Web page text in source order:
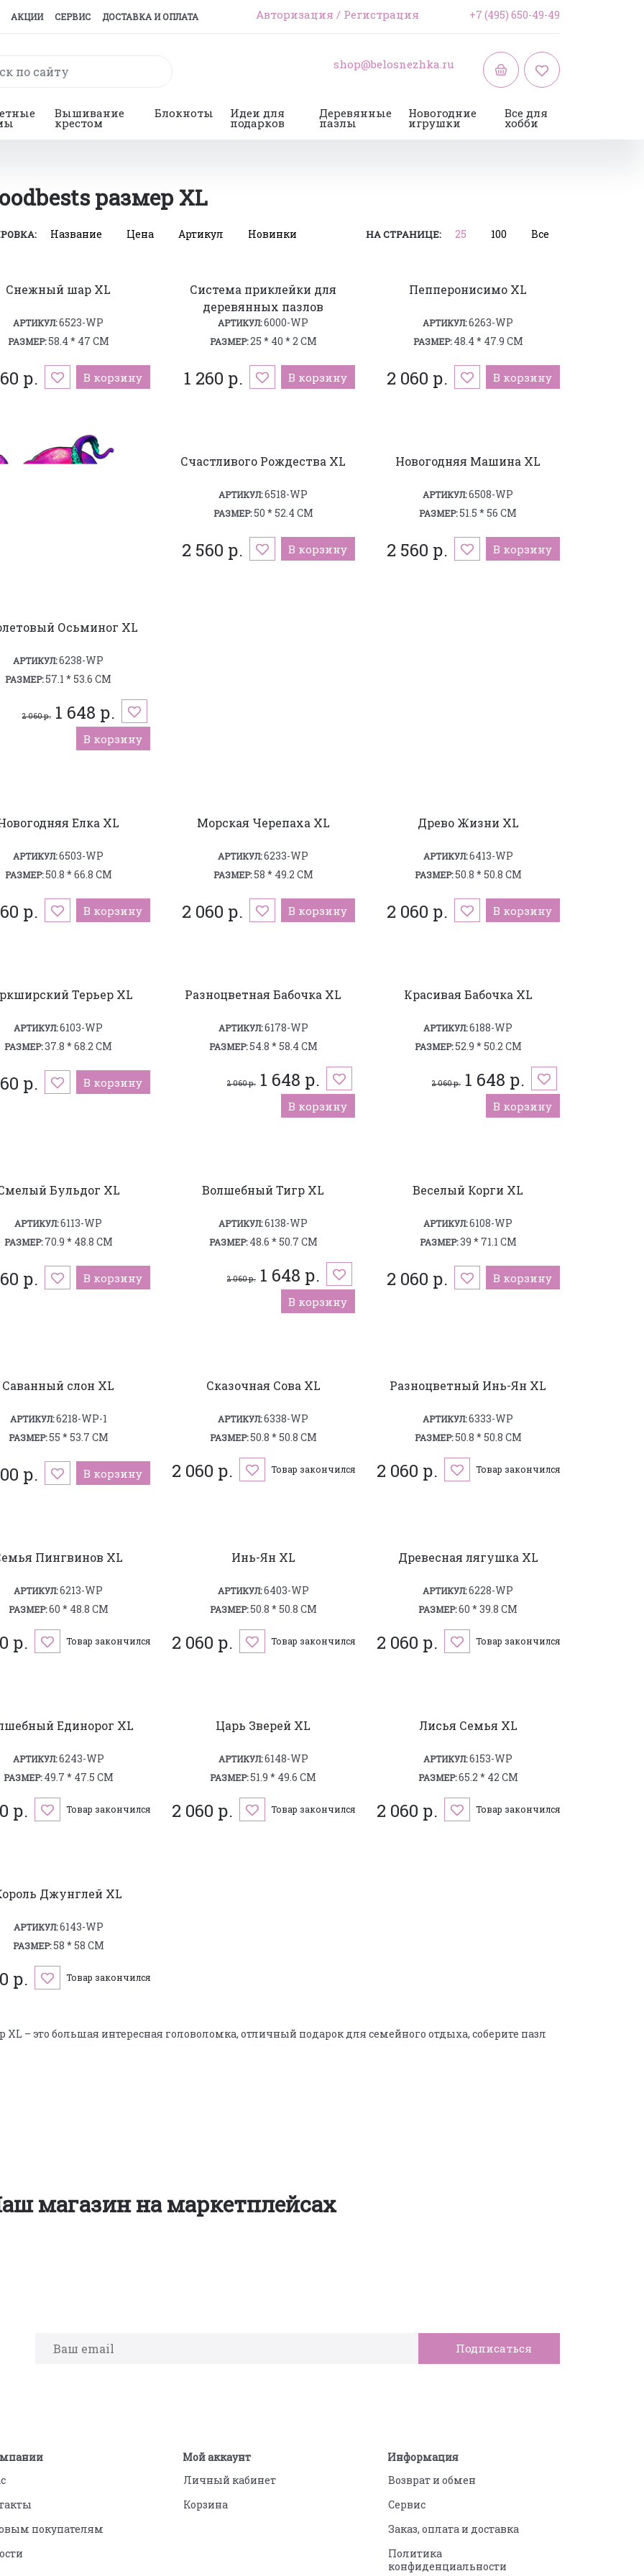
АКЦИИ СЕРВИС ДОСТАВКА И ОПЛАТА Авторизация / Регистрация +7 (495) 650-49-49
shop@belosnezhka.ru
Вышивание
крестом
Блокноты Идеи для
подарков
Деревянные
пазлы
Новогодние
игрушки
Все для
хобби
размер XL
Название Цена Артикул Новинки НА СТРАНИЦЕ: 25 100 Все
Снежный шар XL
АРТИКУЛ:6523-WP
РАЗМЕР:58.4 * 47 СМ
р. В корзину
Система приклейки для
деревянных пазлов
АРТИКУЛ:6000-WP
РАЗМЕР:25 * 40 * 2 СМ
1 260 р. В корзину
Пепперонисимо XL
АРТИКУЛ:6263-WP
РАЗМЕР:48.4 * 47.9 СМ
2 060 р. В корзину
Осьминог XL
АРТИКУЛ:6238-WP
РАЗМЕР:57.1 * 53.6 СМ
2 060 р.1 648 р.
В корзину
Счастливого Рождества XL
АРТИКУЛ:6518-WP
РАЗМЕР:50 * 52.4 СМ
2 560 р. В корзину
Новогодняя Машина XL
АРТИКУЛ:6508-WP
РАЗМЕР:51.5 * 56 СМ
2 560 р. В корзину
Елка XL
АРТИКУЛ:6503-WP
РАЗМЕР:50.8 * 66.8 СМ
р. В корзину
Морская Черепаха XL
АРТИКУЛ:6233-WP
РАЗМЕР:58 * 49.2 СМ
2 060 р. В корзину
Древо Жизни XL
АРТИКУЛ:6413-WP
РАЗМЕР:50.8 * 50.8 СМ
2 060 р. В корзину
Терьер XL
АРТИКУЛ:6103-WP
РАЗМЕР:37.8 * 68.2 СМ
р. В корзину
Разноцветная Бабочка XL
АРТИКУЛ:6178-WP
РАЗМЕР:54.8 * 58.4 СМ
2 060 р.1 648 р.
В корзину
Красивая Бабочка XL
АРТИКУЛ:6188-WP
РАЗМЕР:52.9 * 50.2 СМ
2 060 р.1 648 р.
В корзину
Бульдог XL
АРТИКУЛ:6113-WP
РАЗМЕР:70.9 * 48.8 СМ
р. В корзину
Волшебный Тигр XL
АРТИКУЛ:6138-WP
РАЗМЕР:48.6 * 50.7 СМ
2 060 р.1 648 р.
В корзину
Веселый Корги XL
АРТИКУЛ:6108-WP
РАЗМЕР:39 * 71.1 СМ
2 060 р. В корзину
Саванный слон XL
АРТИКУЛ:6218-WP-1
РАЗМЕР:55 * 53.7 СМ
р. В корзину
Сказочная Сова XL
АРТИКУЛ:6338-WP
РАЗМЕР:50.8 * 50.8 СМ
2 060 р. Товар закончился
Разноцветный Инь-Ян XL
АРТИКУЛ:6333-WP
РАЗМЕР:50.8 * 50.8 СМ
2 060 р. Товар закончился
Пингвинов XL
АРТИКУЛ:6213-WP
РАЗМЕР:60 * 48.8 СМ
р. Товар закончился
Инь-Ян XL
АРТИКУЛ:6403-WP
РАЗМЕР:50.8 * 50.8 СМ
2 060 р. Товар закончился
Древесная лягушка XL
АРТИКУЛ:6228-WP
РАЗМЕР:60 * 39.8 СМ
2 060 р. Товар закончился
Единорог XL
АРТИКУЛ:6243-WP
РАЗМЕР:49.7 * 47.5 СМ
р. Товар закончился
Царь Зверей XL
АРТИКУЛ:6148-WP
РАЗМЕР:51.9 * 49.6 СМ
2 060 р. Товар закончился
Лисья Семья XL
АРТИКУЛ:6153-WP
РАЗМЕР:65.2 * 42 СМ
2 060 р. Товар закончился
Джунглей XL
АРТИКУЛ:6143-WP
РАЗМЕР:58 * 58 СМ
р. Товар закончился
– это большая интересная головоломка, отличный подарок для семейного отдыха, соберите пазл
магазин на маркетплейсах
покупателям
Мой аккаунт
Личный кабинет
Корзина
Информация
Возврат и обмен
Сервис
Заказ, оплата и доставка
Политика
конфиденциальности